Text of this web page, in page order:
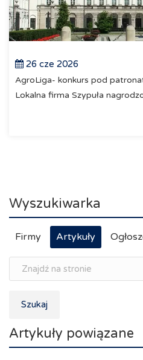
26 cze 2026
AgroLiga- konkurs pod
Lokalna firma Szypuła
Wyszukiwarka
Firmy Artykuły
Szukaj
Artykuły powiązane